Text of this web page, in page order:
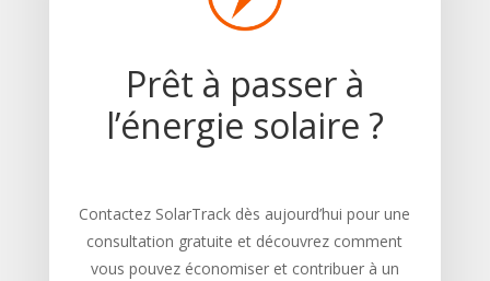
Prêt à passer à
l’énergie solaire ?
Contactez SolarTrack dès aujourd’hui pour une
consultation gratuite et découvrez comment
vous pouvez économiser et contribuer à un